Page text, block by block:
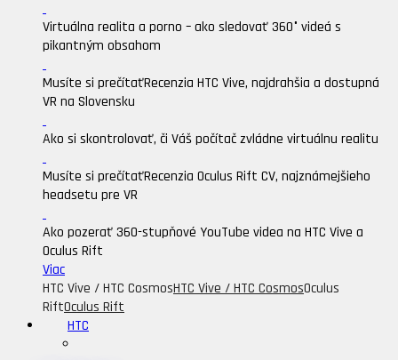
Virtuálna realita a porno – ako sledovať 360° videá s
pikantným obsahom
Musíte si prečítaťRecenzia HTC Vive, najdrahšia a dostupná
VR na Slovensku
Ako si skontrolovať, či Váš počítač zvládne virtuálnu realitu
Musíte si prečítaťRecenzia Oculus Rift CV, najznámejšieho
headsetu pre VR
Ako pozerať 360-stupňové YouTube videa na HTC Vive a
Oculus Rift
Viac
HTC Vive / HTC CosmosHTC Vive / HTC CosmosOculus
RiftOculus Rift
HTC